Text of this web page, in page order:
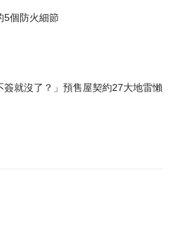
5個防火細節
簽就沒了？」預售屋契約27大地雷懶